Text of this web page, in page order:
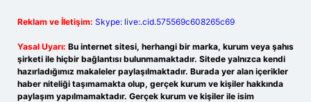
Reklam ve İletişim: Skype: live:.cid.575569c608265c69
Yasal Uyarı: Bu internet sitesi, herhangi bir marka, kurum veya şahıs
şirketi ile hiçbir bağlantısı bulunmamaktadır. Sitede yalnızca kendi
hazırladığımız makaleler paylaşılmaktadır. Burada yer alan içerikler
haber niteliği taşımamakta olup, gerçek kurum ve kişiler hakkında
paylaşım yapılmamaktadır. Gerçek kurum ve kişiler ile isim